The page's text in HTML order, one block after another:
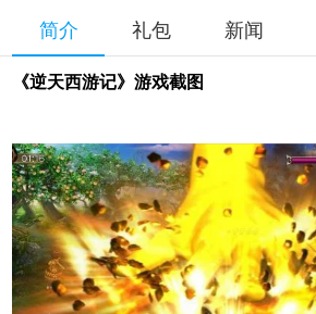
简介 礼包 新闻
《逆天西游记》游戏截图